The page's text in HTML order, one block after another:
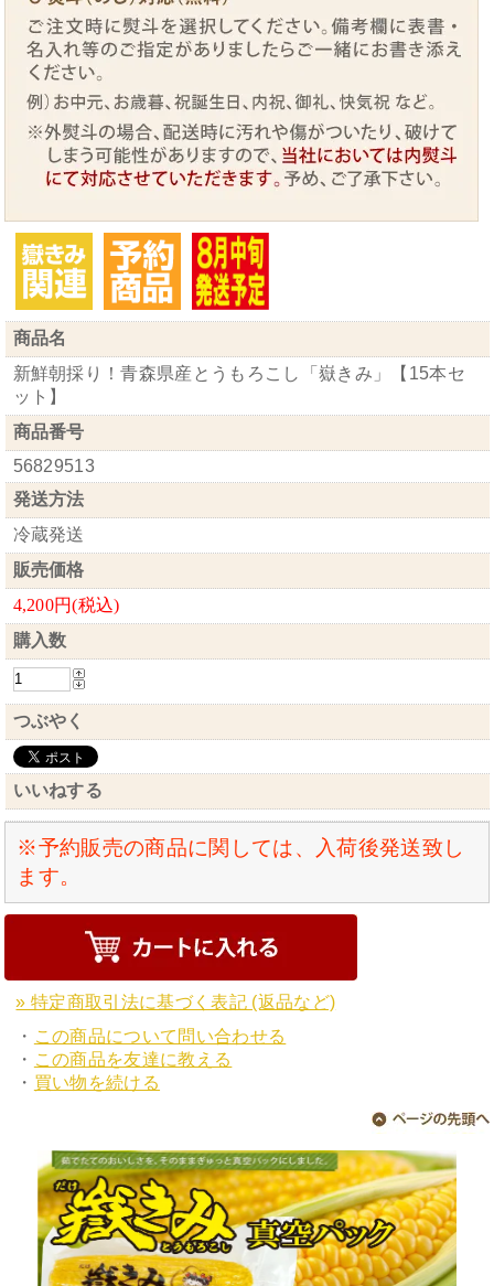
商品名
新鮮朝採り！青森県産とうもろこし「嶽きみ」【15本セ
ット】
商品番号
56829513
発送方法
冷蔵発送
販売価格
4,200円(税込)
購入数
つぶやく
いいねする
※予約販売の商品に関しては、入荷後発送致し
ます。
» 特定商取引法に基づく表記 (返品など)
・ この商品について問い合わせる
・ この商品を友達に教える
・ 買い物を続ける